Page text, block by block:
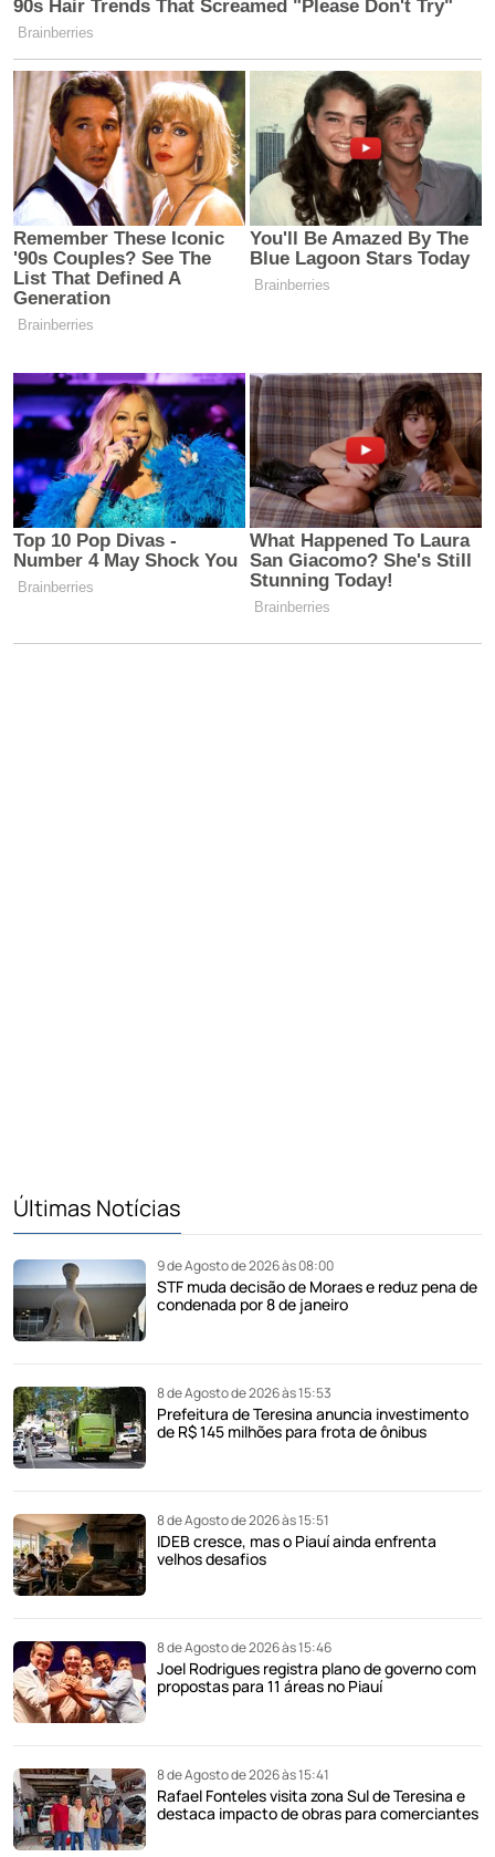
Últimas Notícias
9 de Agosto de 2026 às 08:00
STF muda decisão de Moraes e reduz pena de
condenada por 8 de janeiro
8 de Agosto de 2026 às 15:53
Prefeitura de Teresina anuncia investimento
de R$ 145 milhões para frota de ônibus
8 de Agosto de 2026 às 15:51
IDEB cresce, mas o Piauí ainda enfrenta
velhos desafios
8 de Agosto de 2026 às 15:46
Joel Rodrigues registra plano de governo com
propostas para 11 áreas no Piauí
8 de Agosto de 2026 às 15:41
Rafael Fonteles visita zona Sul de Teresina e
destaca impacto de obras para comerciantes